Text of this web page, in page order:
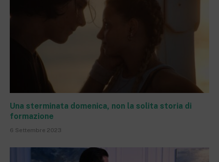
Una sterminata domenica, non la solita storia di
formazione
6 Settembre 2023